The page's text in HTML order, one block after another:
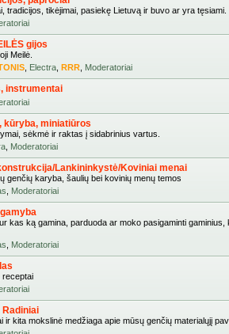
tradicijos, tikėjimai, pasiekę Lietuvą ir buvo ar yra tęsiami.
gijos
Meilė.
Electra RRR Moderatoriai
instrumentai
kūryba, miniatiūros
sėkmė ir raktas į sidabrinius vartus.
Moderatoriai
Lankininkystė/Koviniai menai
genčių karyba, šaulių bei kovinių menų temos
Moderatoriai
kas ką gamina, parduoda ar moko pasigaminti
Moderatoriai
receptai
Radiniai
ir kita mokslinė medžiaga apie mūsų genčių materialųjį